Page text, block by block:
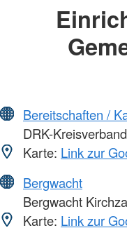
Bereitschaften /
DRK-
Karte: Link zur
Bergwacht
Bergwacht
Karte: Link zur